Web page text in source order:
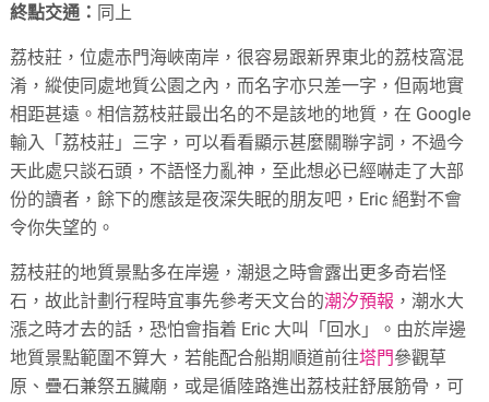
終點交通： 同上
荔枝莊，位處赤門海峽南岸，很容易跟新界東北的荔枝窩混
淆，縱使同處地質公園之內，而名字亦只差一字，但兩地實
相距甚遠。相信荔枝莊最出名的不是該地的地質，在 Google
輸入「荔枝莊」三字，可以看看顯示甚麼關聯字詞，不過今
天此處只談石頭，不語怪力亂神，至此想必已經嚇走了大部
份的讀者，餘下的應該是夜深失眠的朋友吧，Eric 絕對不會
令你失望的。
荔枝莊的地質景點多在岸邊，潮退之時會露出更多奇岩怪
石，故此計劃行程時宜事先參考天文台的潮汐預報 ，潮水大
漲之時才去的話，恐怕會指着 Eric 大叫「回水」。由於岸邊
地質景點範圍不算大，若能配合船期順道前往塔門參觀草
原、疊石兼祭五臟廟，或是循陸路進出荔枝莊舒展筋骨，可